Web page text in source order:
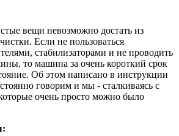
вещи невозможно достать из
Если не пользоваться
стабилизаторами и не проводить
то машина за очень короткий срок
Об этом написано в инструкции
говорим и мы - сталкиваясь с
очень просто можно было